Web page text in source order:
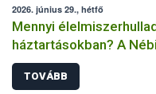
2026. június 29., hétfő
Mennyi
háztartásokban? A
TOVÁBB